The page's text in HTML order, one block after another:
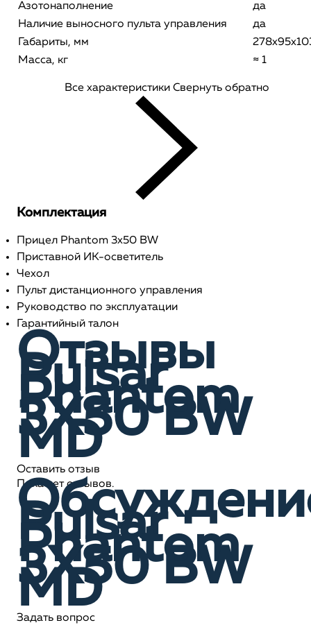
Азотонаполнение
да
Наличие выносного пульта управления
да
Габариты, мм
Масса, кг
≈ 1
Все характеристики Свернуть обратно
Комплектация
Прицел Phantom 3x50 BW
Приставной ИК-осветитель
Чехол
Пульт дистанционного управления
Руководство по эксплуатации
Гарантийный талон
Отзывы
Pulsar
Phantom
3X50 BW
MD
Оставить отзыв
Пока нет отзывов.
Pulsar
Phantom
3X50 BW
MD
Задать вопрос